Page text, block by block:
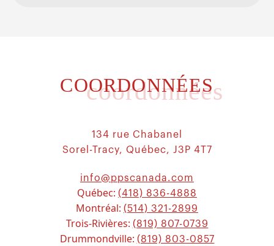
COORDONNÉES
coordonnées
134 rue Chabanel
Sorel-Tracy, Québec, J3P 4T7
info@ppscanada.com
Québec: (418) 836-4888
Montréal: (514) 321-2899
Trois-Rivières: (819) 807-0739
Drummondville: (819) 803-0857